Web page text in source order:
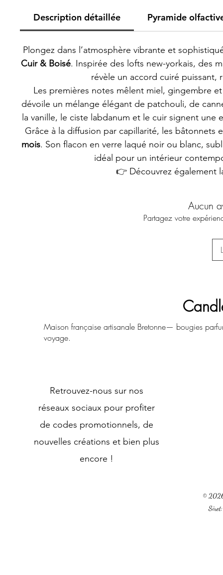
Description détaillée Pyramide
Plongez dans l’atmosphère vibrante et
Cuir & Boisé. Inspirée des lofts new-yorkais, des
révèle un accord cuiré puissant,
Les premières notes mêlent miel, gingembre
dévoile un mélange élégant de patchouli, de
la vanille, le ciste labdanum et le cuir signent
Grâce à la diffusion par capillarité, les
mois. Son flacon en verre laqué noir ou blanc,
idéal pour un intérieur
👉 Découvrez également
Aucun
Partagez votre
Maison française artisanale Bretonne— bougies
voyage.
Retrouvez-nous sur nos
réseaux sociaux pour profiter
de codes promotionnels, de
nouvelles créations et bien plus
encore !
©